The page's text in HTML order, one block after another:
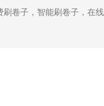
卷子，智能刷卷子，在